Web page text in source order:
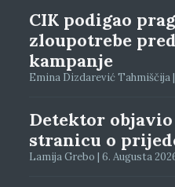
CIK podigao
zloupotrebe
kampanje
Emina Dizdarević Tahmiščija |
Detektor
stranicu o
Lamija Grebo | 6. Augusta